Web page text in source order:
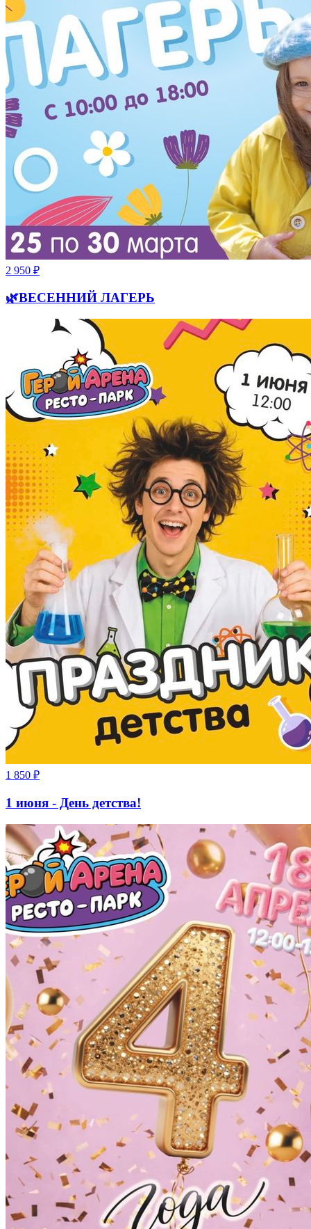
2 950 ₽
🌿ВЕСЕННИЙ ЛАГЕРЬ
1 850 ₽
1 июня - День детства!